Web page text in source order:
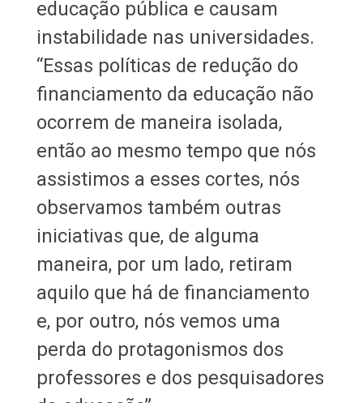
educação pública e causam
instabilidade nas universidades.
“Essas políticas de redução do
financiamento da educação não
ocorrem de maneira isolada,
então ao mesmo tempo que nós
assistimos a esses cortes, nós
observamos também outras
iniciativas que, de alguma
maneira, por um lado, retiram
aquilo que há de financiamento
e, por outro, nós vemos uma
perda do protagonismos dos
professores e dos pesquisadores